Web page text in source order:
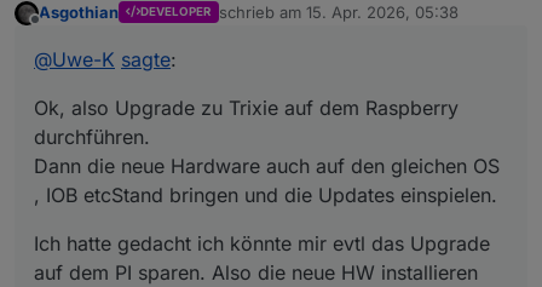
Dann die neue Hardware auch auf den gleichen OS ,
Ich hatte gedacht ich könnte mir evtl das Upgrade auf
aber gleiche IOB, Debmatic etc version wie auf dem PI,
HW einspielen
Offline
Asgothian DEVELOPER schrieb am 15. Apr. 2026, 05:38
zuletzt editiert von
@Uwe-K sagte:
Ok, also Upgrade zu Trixie auf dem Raspberry
durchführen.
Dann die neue Hardware auch auf den gleichen OS
, IOB etcStand bringen und die Updates einspielen.
Ich hatte gedacht ich könnte mir evtl das Upgrade
auf dem PI sparen. Also die neue HW installieren